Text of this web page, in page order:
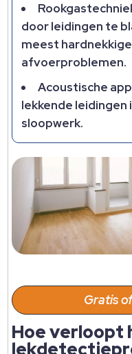
door leidingen te
meest
afvoerproblemen.​
Acoustische
lekkende leidingen
sloopwerk.​
Gratis
Hoe verloopt